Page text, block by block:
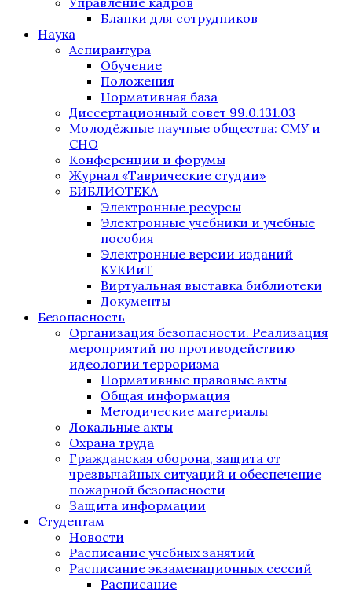
Бланки для сотрудников
Наука
Аспирантура
Обучение
Положения
Нормативная база
Диссертационный совет 99.0.131.03
Молодёжные научные общества: СМУ и
СНО
Конференции и форумы
Журнал «Таврические студии»
БИБЛИОТЕКА
Электронные ресурсы
Электронные учебники и учебные
пособия
Электронные версии изданий
КУКИиТ
Виртуальная выставка библиотеки
Документы
Безопасность
Организация безопасности. Реализация
мероприятий по противодействию
идеологии терроризма
Нормативные правовые акты
Общая информация
Методические материалы
Локальные акты
Охрана труда
Гражданская оборона, защита от
чрезвычайных ситуаций и обеспечение
пожарной безопасности
Защита информации
Студентам
Новости
Расписание учебных занятий
Расписание экзаменационных сессий
Расписание